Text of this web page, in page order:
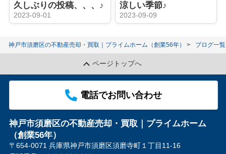
久しぶりの投稿、、、♪
2023-09-01
涼しい季節♪
2023-09-09
神戸市須磨区の不動産売却・買取｜プライムホーム（創業56年） ブログ一覧
ページトップへ
電話でお問い合わせ
神戸市須磨区の不動産売却・買取｜プライムホーム
（創業56年）
〒654-0071 兵庫県神戸市須磨区須磨寺町１丁目11-16